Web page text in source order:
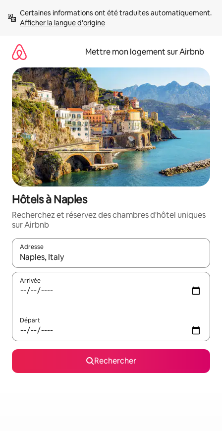
directement
Afficher la langue d'origine
Mettre mon logement sur Airbnb
Hôtels à Naples
Recherchez et réservez des chambres d'hôtel uniques
sur Airbnb
Adresse
Lorsque les résultats s'affichent, utilisez les flèches vers le
Arrivée
Départ
Rechercher